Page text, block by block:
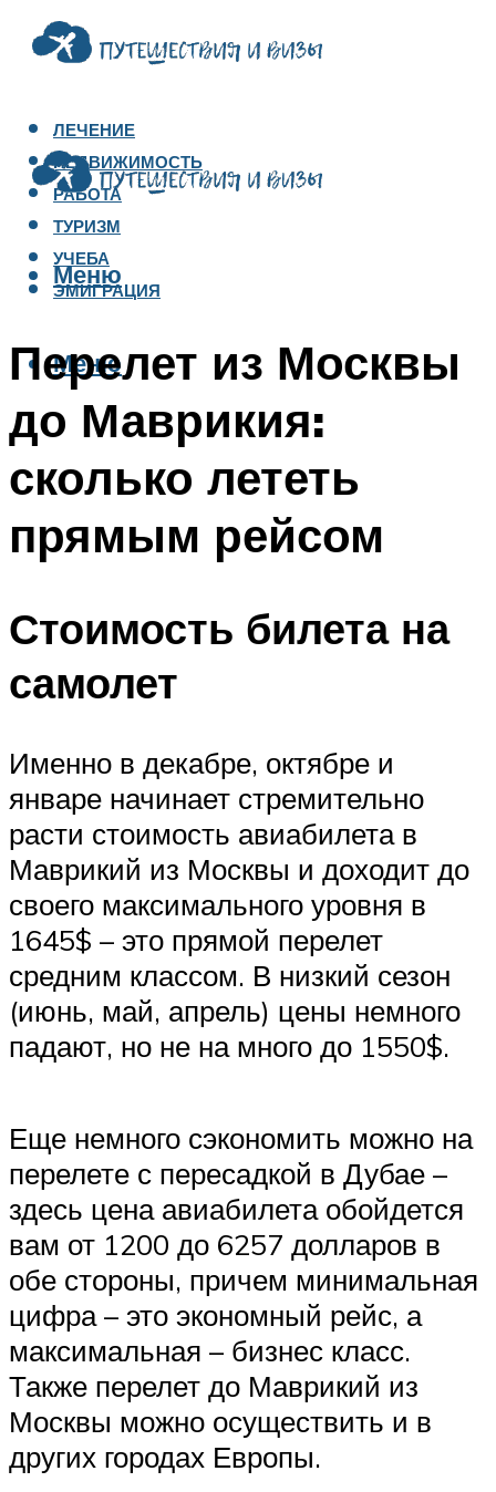
ЛЕЧЕНИЕ
НЕДВИЖИМОСТЬ
РАБОТА
ТУРИЗМ
УЧЕБА
ЭМИГРАЦИЯ
Меню
Меню
Перелет из Москвы
до Маврикия:
сколько лететь
прямым рейсом
Стоимость билета на
самолет
Именно в декабре, октябре и
январе начинает стремительно
расти стоимость авиабилета в
Маврикий из Москвы и доходит до
своего максимального уровня в
1645$ – это прямой перелет
средним классом. В низкий сезон
(июнь, май, апрель) цены немного
падают, но не на много до 1550$.
Еще немного сэкономить можно на
перелете с пересадкой в Дубае –
здесь цена авиабилета обойдется
вам от 1200 до 6257 долларов в
обе стороны, причем минимальная
цифра – это экономный рейс, а
максимальная – бизнес класс.
Также перелет до Маврикий из
Москвы можно осуществить и в
других городах Европы.